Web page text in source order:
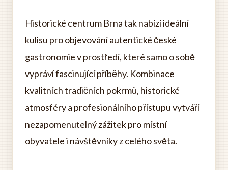
Historické centrum Brna tak nabízí ideální
kulisu pro objevování autentické české
gastronomie v prostředí, které samo o sobě
vypráví fascinující příběhy. Kombinace
kvalitních tradičních pokrmů, historické
atmosféry a profesionálního přístupu vytváří
nezapomenutelný zážitek pro místní
obyvatele i návštěvníky z celého světa.